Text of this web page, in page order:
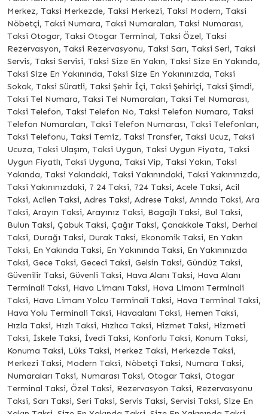
Merkez, Taksi Merkezde, Taksi Merkezi, Taksi Modern, Taksi
Nöbetçi, Taksi Numara, Taksi Numaraları, Taksi Numarası,
Taksi Otogar, Taksi Otogar Terminal, Taksi Özel, Taksi
Rezervasyon, Taksi Rezervasyonu, Taksi Sarı, Taksi Seri, Taksi
Servis, Taksi Servisi, Taksi Size En Yakın, Taksi Size En Yakında,
Taksi Size En Yakınında, Taksi Size En Yakınınızda, Taksi
Sokak, Taksi Süratli, Taksi Şehir İçi, Taksi Şehiriçi, Taksi Şimdi,
Taksi Tel Numara, Taksi Tel Numaraları, Taksi Tel Numarası,
Taksi Telefon, Taksi Telefon No, Taksi Telefon Numara, Taksi
Telefon Numaraları, Taksi Telefon Numarası, Taksi Telefonları,
Taksi Telefonu, Taksi Temiz, Taksi Transfer, Taksi Ucuz, Taksi
Ucuza, Taksi Ulaşım, Taksi Uygun, Taksi Uygun Fiyata, Taksi
Uygun Fiyatlı, Taksi Uyguna, Taksi Vip, Taksi Yakın, Taksi
Yakında, Taksi Yakındaki, Taksi Yakınındaki, Taksi Yakınınızda,
Taksi Yakınınızdaki, 7 24 Taksi, 724 Taksi, Acele Taksi, Acil
Taksi, Acilen Taksi, Adres Taksi, Adrese Taksi, Anında Taksi, Ara
Taksi, Arayın Taksi, Arayınız Taksi, Bagajlı Taksi, Bul Taksi,
Bulun Taksi, Çabuk Taksi, Çağır Taksi, Çanakkale Taksi, Derhal
Taksi, Durağı Taksi, Durak Taksi, Ekonomik Taksi, En Yakın
Taksi, En Yakında Taksi, En Yakınında Taksi, En Yakınınızda
Taksi, Gece Taksi, Gececi Taksi, Gelsin Taksi, Gündüz Taksi,
Güvenilir Taksi, Güvenli Taksi, Hava Alanı Taksi, Hava Alanı
Terminali Taksi, Hava Limanı Taksi, Hava Limanı Terminali
Taksi, Hava Limanı Yolcu Terminali Taksi, Hava Terminal Taksi,
Hava Yolu Terminali Taksi, Havaalanı Taksi, Hemen Taksi,
Hızla Taksi, Hızlı Taksi, Hızlıca Taksi, Hizmet Taksi, Hizmeti
Taksi, İskele Taksi, İvedi Taksi, Konforlu Taksi, Konum Taksi,
Konuma Taksi, Lüks Taksi, Merkez Taksi, Merkezde Taksi,
Merkezi Taksi, Modern Taksi, Nöbetçi Taksi, Numara Taksi,
Numaraları Taksi, Numarası Taksi, Otogar Taksi, Otogar
Terminal Taksi, Özel Taksi, Rezervasyon Taksi, Rezervasyonu
Taksi, Sarı Taksi, Seri Taksi, Servis Taksi, Servisi Taksi, Size En